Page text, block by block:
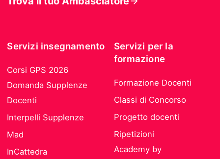
Servizi insegnamento
Corsi GPS 2026
Domanda Supplenze
Docenti
Interpelli Supplenze
Mad
InCattedra
Servizi per la
formazione
Formazione Docenti
Classi di Concorso
Progetto docenti
Ripetizioni
Academy by